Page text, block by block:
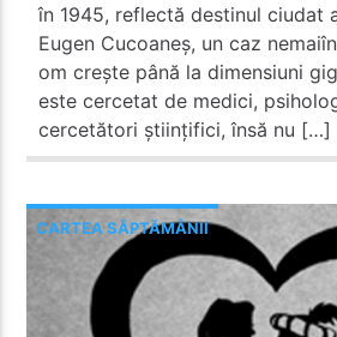
în 1945, reflectă destinul ciudat
Eugen Cucoaneș, un caz
om crește până la dimensiuni
este cercetat de medici,
cercetători științifici, însă nu […]
CARTEA SĂPTĂMÂNII